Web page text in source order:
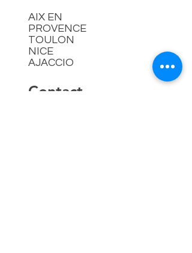
AIX EN
PROVENCE
TOULON
NICE
AJACCIO​
Contact